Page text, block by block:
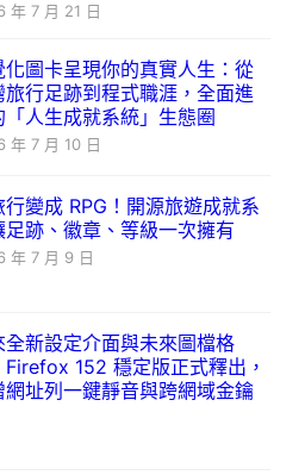
年 7 月 21 日
化圖卡呈現你的真實人生：從
旅行足跡到程式職涯，全面進
「人生成就系統」生態圈
年 7 月 10 日
行變成 RPG！開源旅遊成就系
足跡、徽章、等級一次擁有
年 7 月 9 日
全新設定介面與未來圖檔格
Firefox 152 穩定版正式釋出，
網址列一鍵靜音與跨網域金鑰